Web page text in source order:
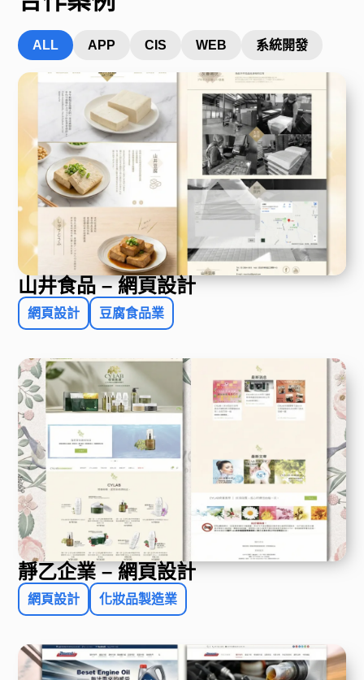
APP CIS WEB 系統開發
ALL
山井食品 – 網頁設計
網頁設計 豆腐食品業
靜乙企業 – 網頁設計
網頁設計 化妝品製造業